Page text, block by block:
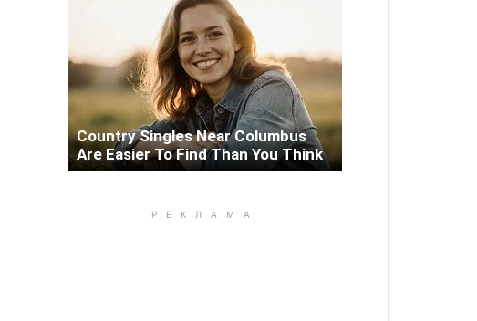
Country Singles Near Columbus
Are Easier To Find Than You Think